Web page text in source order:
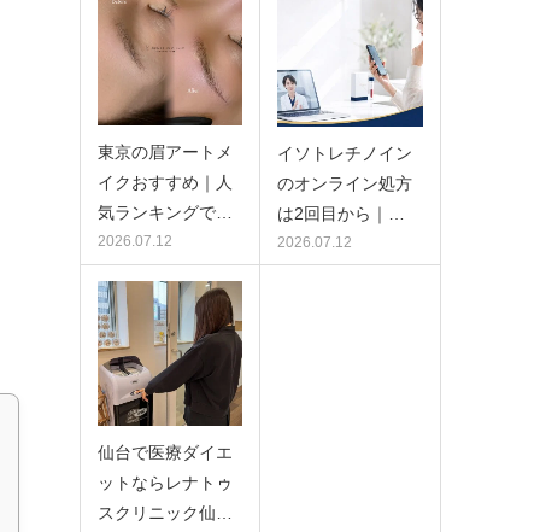
東京の眉アートメ
イクおすすめ｜人
気ランキングで…
2026.07.12
イソトレチノイン
のオンライン処方
は2回目から｜…
2026.07.12
仙台で医療ダイエ
ットならレナトゥ
スクリニック仙…